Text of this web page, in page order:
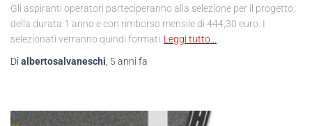
Gli aspiranti operatori parteciperanno alla selezione per il progetto,
della durata 1 anno e con rimborso mensile di 444,30 euro. I
selezionati verranno quindi formati Leggi tutto…
Di albertosalvaneschi, 5 anni fa